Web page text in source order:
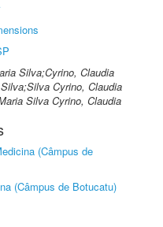
Silva;Cyrino, Claudia
Cyrino, Claudia
Silva Cyrino, Claudia
(Câmpus de
(Câmpus de Botucatu)